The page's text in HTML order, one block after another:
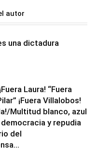
autor
una dictadura
Laura! “Fuera
¡Fuera Villalobos!
Multitud blanco, azul
y repudia
del